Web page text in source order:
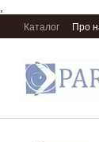
Перейти к
Каталог Про